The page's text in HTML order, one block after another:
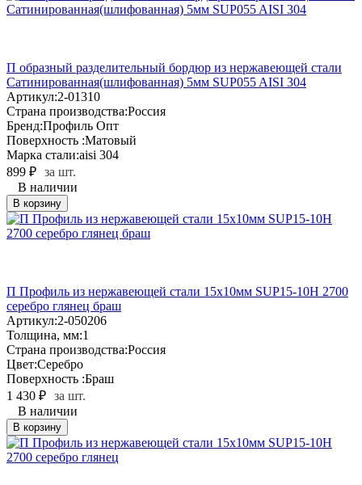
П образный разделительный бордюр из нержавеющей стали
Сатинированная(шлифованная) 5мм SUP055 AISI 304
Артикул:2-01310
Страна производства:Россия
Бренд:Профиль Опт
Поверхность :Матовый
Марка стали:aisi 304
899 ₽ за шт.
В наличии
В корзину
П Профиль из нержавеющей стали 15х10мм SUP15-10H 2700
серебро глянец браш
Артикул:2-050206
Толщина, мм:1
Страна производства:Россия
Цвет:Серебро
Поверхность :Браш
1 430 ₽ за шт.
В наличии
В корзину